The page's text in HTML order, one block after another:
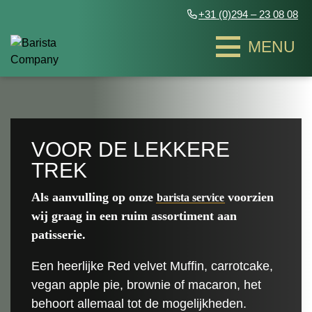
+31 (0)294 – 23 08 08
VOOR DE LEKKERE
TREK
Als aanvulling op onze barista service voorzien
wij graag in een ruim assortiment aan
patisserie.
Een heerlijke Red velvet Muffin, carrotcake,
vegan apple pie, brownie of macaron, het
behoort allemaal tot de mogelijkheden.
Bakfietsen
Bulli & The Ariba
Piaggio Coffee Trucks
Groovy Coffee truck
Coffee barn
The fourgonnette Coffee Truck
Exclusieve theebar
Bedrukte koffiebekers
Infused water
Duurzaamheid
Het team
OFFERTE AANVRAGEN
Bakfietsen
Bulli & The Ariba
Piaggio Coffee Trucks
Groovy Coffee truck
Coffee barn
The fourgonnette Coffee Truck
Exclusieve theebar
Bedrukte koffiebekers
Infused water
Duurzaamheid
Het team
OFFERTE AANVRAGEN